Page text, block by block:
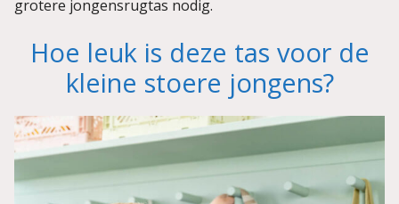
grotere jongensrugtas nodig.
Hoe leuk is deze tas voor de
kleine stoere jongens?